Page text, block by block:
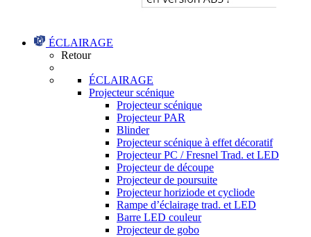
ÉCLAIRAGE
Retour
ÉCLAIRAGE
Projecteur scénique
Projecteur scénique
Projecteur PAR
Blinder
Projecteur scénique à effet décoratif
Projecteur PC / Fresnel Trad. et LED
Projecteur de découpe
Projecteur de poursuite
Projecteur horiziode et cycliode
Rampe d’éclairage trad. et LED
Barre LED couleur
Projecteur de gobo